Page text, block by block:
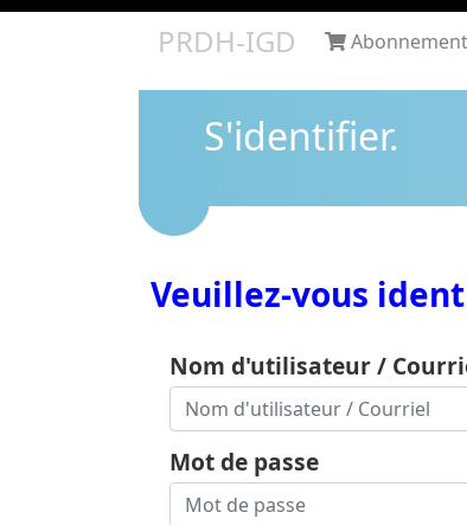
PRDH-IGD Abonnement
S'identifier.
Veuillez-vous
Nom d'utilisateur /
Mot de passe